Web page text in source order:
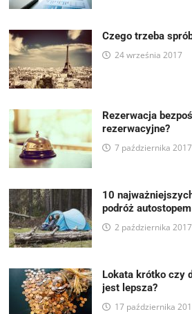
Czego trzeba
24 września 2017
Rezerwacja
rezerwacyjne?
7 października 2017
10
podróż autostopem
2 października 2017
Lokata krótko czy
jest lepsza?
17 października